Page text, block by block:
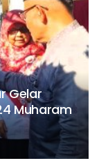
Gelar
Muharam